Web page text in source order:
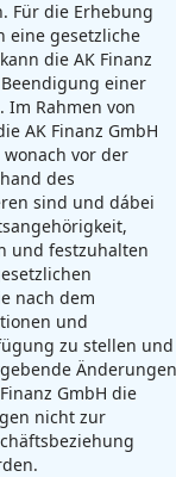
Für die Erhebung
eine gesetzliche
die AK Finanz
einer
Im Rahmen von
AK Finanz GmbH
vor der
des
sind und dábei
und festzuhalten
nach dem
und
zu stellen und
Änderungen
GmbH die
nicht zur